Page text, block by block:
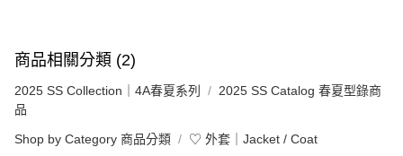
商品相關分類 (2)
2025 SS Collection｜4A春夏系列
2025 SS Catalog 春夏型錄商
品
Shop by Category 商品分類 ♡ 外套｜Jacket / Coat